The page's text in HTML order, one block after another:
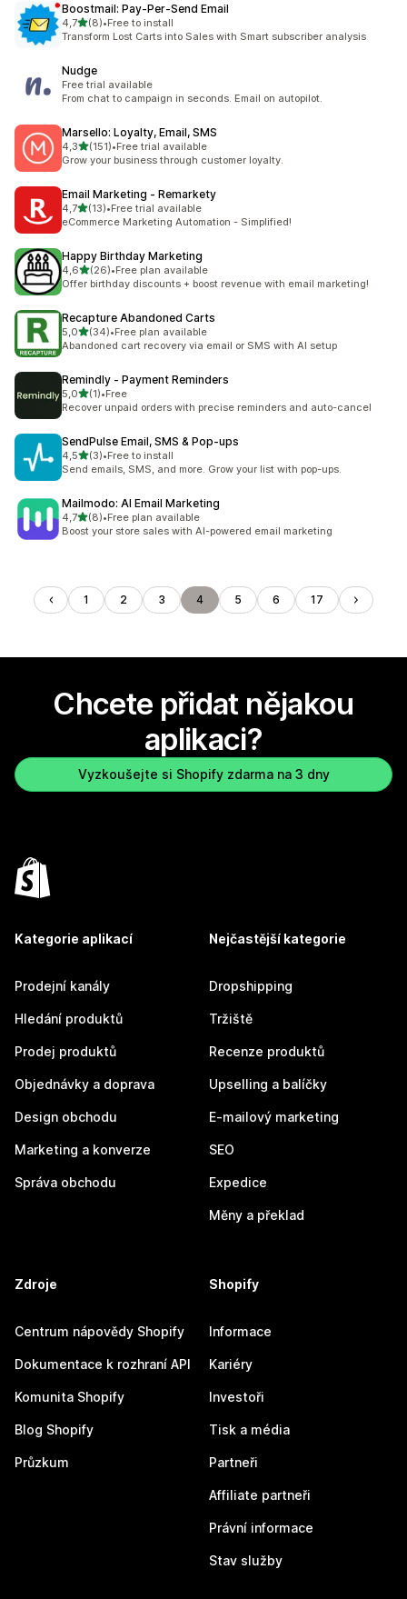
Boostmail: Pay‑Per‑Send Email
4,7z 5 hvězd
(8)
Celkový počet recenzí: 8
•Free to install
Transform Lost Carts into Sales with Smart subscriber analysis
Nudge
Free trial available
From chat to campaign in seconds. Email on autopilot.
Marsello: Loyalty, Email, SMS
4,3z 5 hvězd
(151)
Celkový počet recenzí: 151
•Free trial available
Grow your business through customer loyalty.
Email Marketing ‑ Remarkety
4,7z 5 hvězd
(13)
Celkový počet recenzí: 13
•Free trial available
eCommerce Marketing Automation - Simplified!
Happy Birthday Marketing
4,6z 5 hvězd
(26)
Celkový počet recenzí: 26
•Free plan available
Offer birthday discounts + boost revenue with email marketing!
Recapture Abandoned Carts
5,0z 5 hvězd
(34)
Celkový počet recenzí: 34
•Free plan available
Abandoned cart recovery via email or SMS with AI setup
Remindly ‑ Payment Reminders
5,0z 5 hvězd
(1)
Celkový počet recenzí: 1
•Free
Recover unpaid orders with precise reminders and auto-cancel
SendPulse Email, SMS & Pop‑ups
4,5z 5 hvězd
(3)
Celkový počet recenzí: 3
•Free to install
Send emails, SMS, and more. Grow your list with pop-ups.
Mailmodo: AI Email Marketing
4,7z 5 hvězd
(8)
Celkový počet recenzí: 8
•Free plan available
Boost your store sales with AI-powered email marketing
1 2 3 4 5 6 17
Chcete přidat nějakou
aplikaci?
Vyzkoušejte si Shopify zdarma na 3 dny
Kategorie aplikací
Prodejní kanály
Hledání produktů
Prodej produktů
Objednávky a doprava
Design obchodu
Marketing a konverze
Správa obchodu
Nejčastější kategorie
Dropshipping
Tržiště
Recenze produktů
Upselling a balíčky
E-mailový marketing
SEO
Expedice
Měny a překlad
Zdroje
Centrum nápovědy Shopify
Dokumentace k rozhraní API
Komunita Shopify
Blog Shopify
Průzkum
Shopify
Informace
Kariéry
Investoři
Tisk a média
Partneři
Affiliate partneři
Právní informace
Stav služby